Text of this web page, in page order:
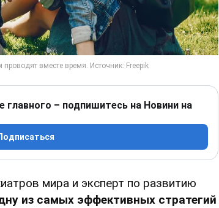
главного – подпишитесь на Новини на
мира и эксперт по развитию
из самых эффективных стратегий